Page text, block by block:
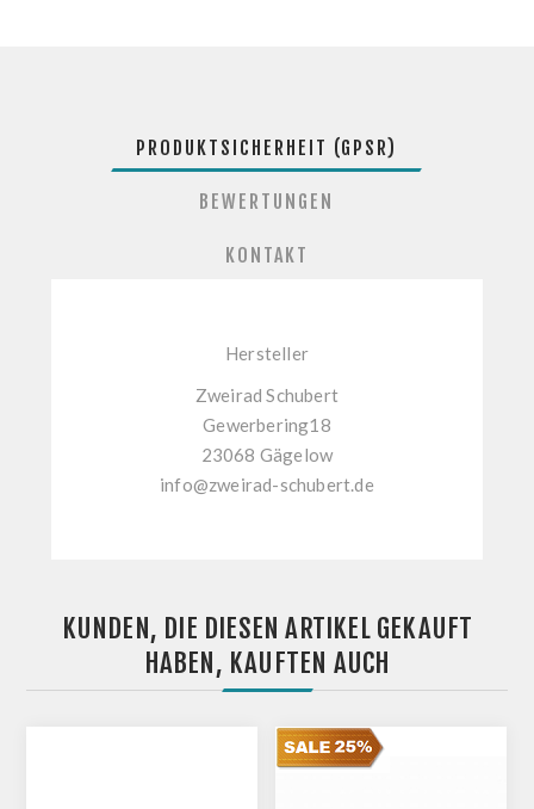
PRODUKTSICHERHEIT (GPSR)
BEWERTUNGEN
KONTAKT
Hersteller
Zweirad Schubert
Gewerbering18
23068 Gägelow
info@zweirad-schubert.de
KUNDEN, DIE DIESEN ARTIKEL GEKAUFT
HABEN, KAUFTEN AUCH